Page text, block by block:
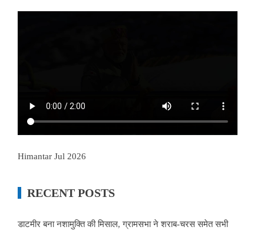
Himantar Jul 2026
RECENT POSTS
डाटमीर बना नशामुक्ति की मिसाल, ग्रामसभा ने शराब-चरस समेत सभी